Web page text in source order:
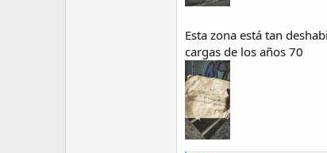
Esta zona está tan
cargas de los años 70